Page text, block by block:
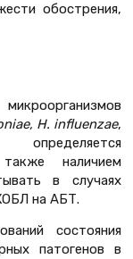
обострения,
, H. influenzae,
наличием
в случаях
на АБТ.
состояния
патогенов в